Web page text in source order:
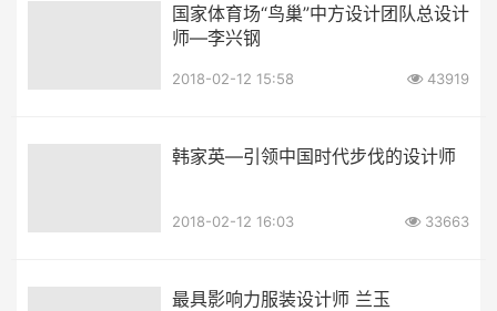
国家体育场“鸟巢”中方设计团队总设计
师—李兴钢
2018-02-12 15:58 43919
韩家英—引领中国时代步伐的设计师
2018-02-12 16:03 33663
最具影响力服装设计师 兰玉